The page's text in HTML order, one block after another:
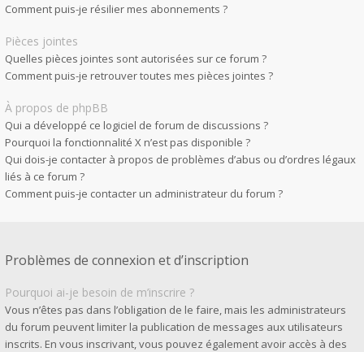
Comment puis-je résilier mes abonnements ?
Pièces jointes
Quelles pièces jointes sont autorisées sur ce forum ?
Comment puis-je retrouver toutes mes pièces jointes ?
À propos de phpBB
Qui a développé ce logiciel de forum de discussions ?
Pourquoi la fonctionnalité X n’est pas disponible ?
Qui dois-je contacter à propos de problèmes d’abus ou d’ordres légaux
liés à ce forum ?
Comment puis-je contacter un administrateur du forum ?
Problèmes de connexion et d’inscription
Pourquoi ai-je besoin de m’inscrire ?
Vous n’êtes pas dans l’obligation de le faire, mais les administrateurs
du forum peuvent limiter la publication de messages aux utilisateurs
inscrits. En vous inscrivant, vous pouvez également avoir accès à des